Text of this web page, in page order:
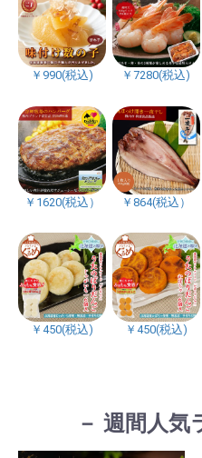
￥990(税込) ￥7280(税込)
￥1620(税込） ￥864(税込）
￥450(税込) ￥450(税込)
－ 週間人気